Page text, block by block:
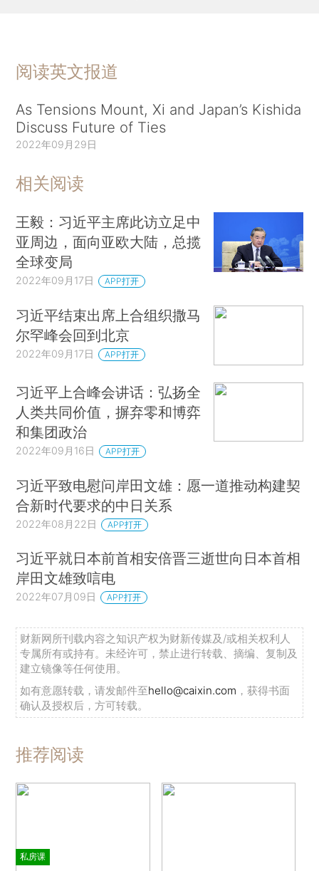
阅读英文报道
As Tensions Mount, Xi and Japan’s Kishida
Discuss Future of Ties
2022年09月29日
相关阅读
王毅：习近平主席此访立足中
亚周边，面向亚欧大陆，总揽
全球变局
2022年09月17日 APP打开
习近平结束出席上合组织撒马
尔罕峰会回到北京
2022年09月17日 APP打开
习近平上合峰会讲话：弘扬全
人类共同价值，摒弃零和博弈
和集团政治
2022年09月16日 APP打开
习近平致电慰问岸田文雄：愿一道推动构建契
合新时代要求的中日关系
2022年08月22日 APP打开
习近平就日本前首相安倍晋三逝世向日本首相
岸田文雄致唁电
2022年07月09日 APP打开
财新网所刊载内容之知识产权为财新传媒及/或相关权利人
专属所有或持有。未经许可，禁止进行转载、摘编、复制及
建立镜像等任何使用。
如有意愿转载，请发邮件至hello@caixin.com ，获得书面
确认及授权后，方可转载。
推荐阅读
私房课